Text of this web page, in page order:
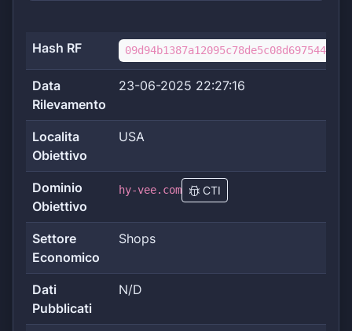
Hash RF
Data
Rilevamento
23-06-2025 22:27:16
Localita
Obiettivo
USA
Dominio
Obiettivo
hy-vee.com CTI
Settore
Economico
Shops
Dati
Pubblicati
N/D